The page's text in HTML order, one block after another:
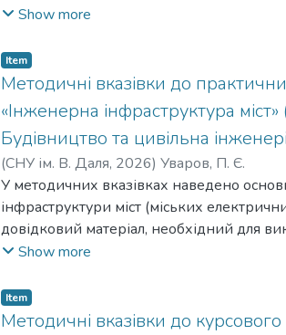
сталевих конструкцій. Вказано вимоги
Набуті здобувачами вищої освіти
та виконанні кваліфікаційної роботи
будівництва та цивільної інженерії.
Show more
Item
Методичні вказівки до
«Інженерна інфраструктура
Будівництво та цивільна
(СНУ ім. В. Даля, 2026) Уваров, П. Є.
У методичних вказівках наведено
інфраструктури міст (міських
довідковий матеріал, необхідний для
вказівок використовувалися матеріали
Show more
Item
Методичні вказівки до